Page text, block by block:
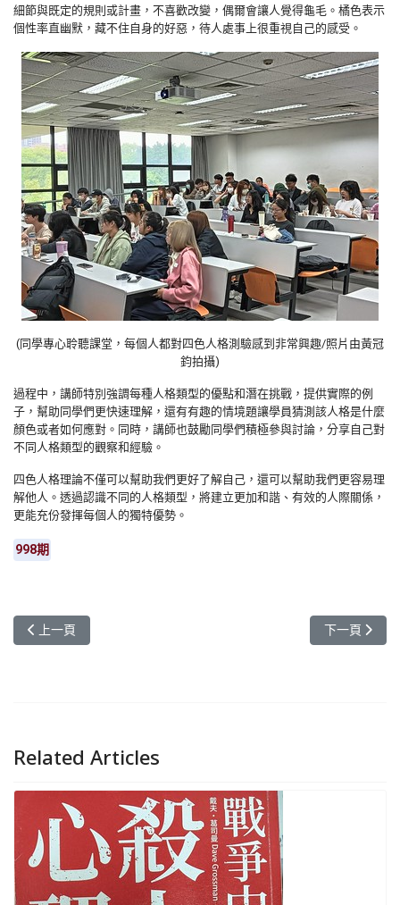
細節與既定的規則或計畫，不喜歡改變，偶爾會讓人覺得龜毛。橘色表示
個性率直幽默，藏不住自身的好惡，待人處事上很重視自己的感受。
(同學專心聆聽課堂，每個人都對四色人格測驗感到非常興趣/照片由黃冠
鈞拍攝)
過程中，講師特別強調每種人格類型的優點和潛在挑戰，提供實際的例
子，幫助同學們更快速理解，還有有趣的情境題讓學員猜測該人格是什麼
顏色或者如何應對。同時，講師也鼓勵同學們積極參與討論，分享自己對
不同人格類型的觀察和經驗。
四色人格理論不僅可以幫助我們更好了解自己，還可以幫助我們更容易理
解他人。透過認識不同的人格類型，將建立更加和諧、有效的人際關係，
更能充份發揮每個人的獨特優勢。
998期
上一篇文章: 元智大學護理系與美國猶他大學簽署交流合作
上一頁 下一篇文章:
下一頁
Related Articles